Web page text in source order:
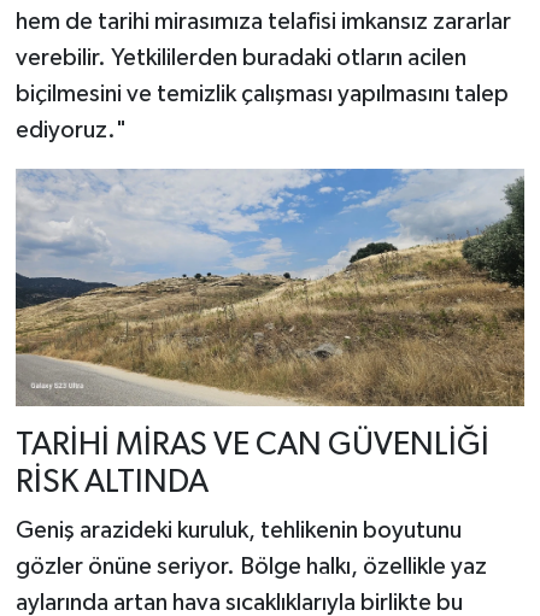
hem de tarihi mirasımıza telafisi imkansız zararlar
verebilir. Yetkililerden buradaki otların acilen
biçilmesini ve temizlik çalışması yapılmasını talep
ediyoruz." ​
TARİHİ MİRAS VE CAN GÜVENLİĞİ
RİSK ALTINDA
​Geniş arazideki kuruluk, tehlikenin boyutunu
gözler önüne seriyor. Bölge halkı, özellikle yaz
aylarında artan hava sıcaklıklarıyla birlikte bu